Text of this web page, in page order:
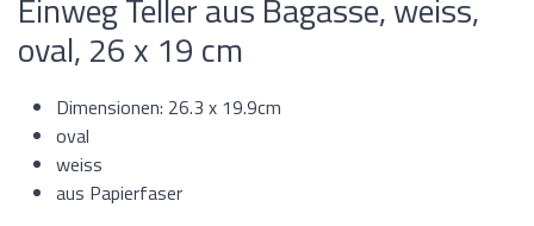
oval, 26 x 19 cm
Dimensionen: 26.3 x 19.9cm
oval
weiss
aus Papierfaser